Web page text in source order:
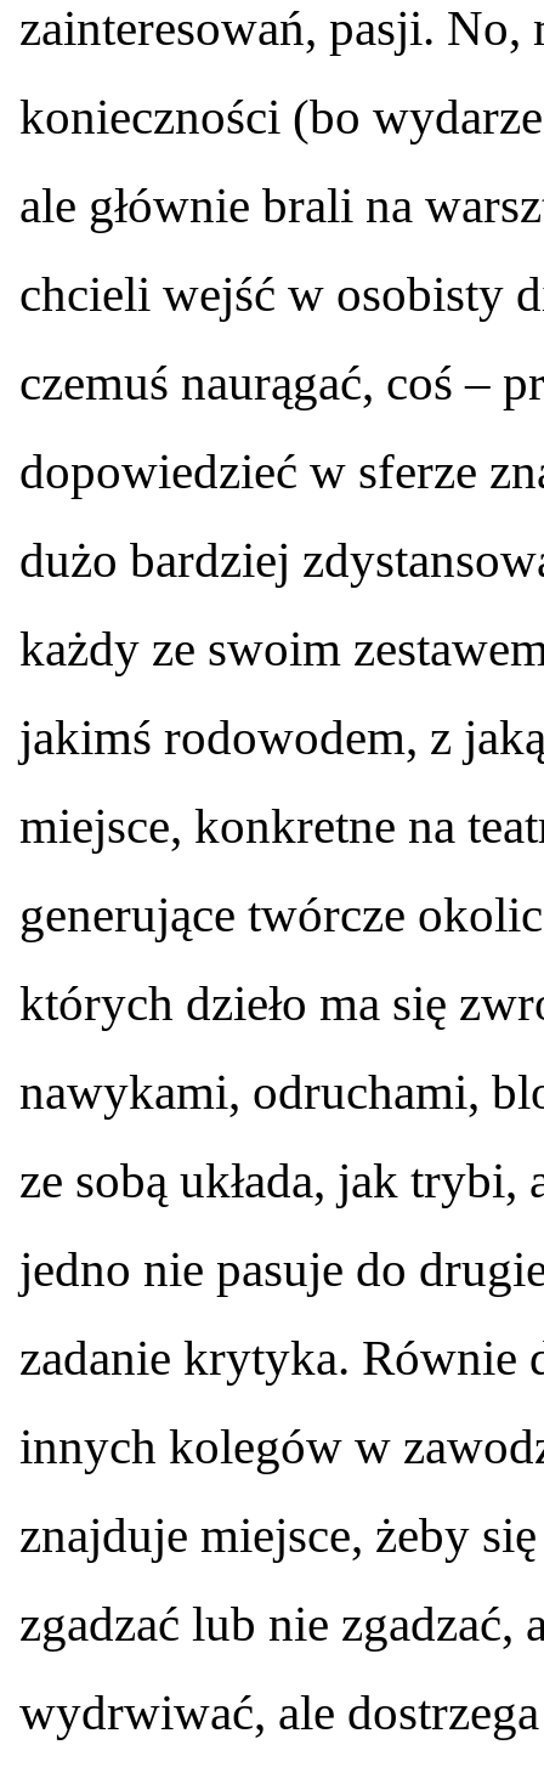
zainteresowań, pasji. No,
konieczności (bo
ale głównie brali na
chcieli wejść w osobisty
czemuś naurągać, coś –
dopowiedzieć w sferze
dużo bardziej
każdy ze swoim
jakimś rodowodem, z
miejsce, konkretne na
generujące twórcze
których dzieło ma się
nawykami, odruchami,
ze sobą układa, jak
jedno nie pasuje do
zadanie krytyka. Równie
innych kolegów w
znajduje miejsce, żeby
zgadzać lub nie zgadzać,
wydrwiwać, ale